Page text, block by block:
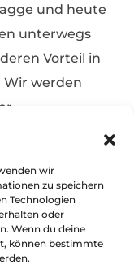
wir
zu speichern
Technologien
oder
Wenn du deine
können bestimmte
und heute
unterwegs
Vorteil in
Wir werden
Boot
Flagge
Seglern
Gruppe der